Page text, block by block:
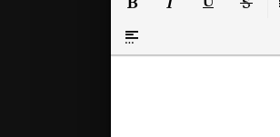
Полужирный
Вставка спойлера